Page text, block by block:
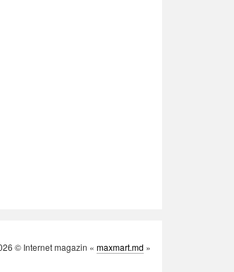
© Internet magazin « maxmart.md »